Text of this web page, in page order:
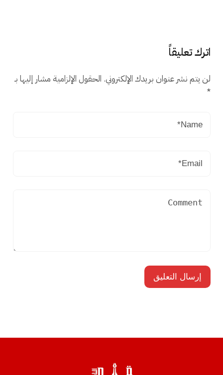
اترك تعليقاً
لن يتم نشر عنوان بريدك الإلكتروني. الحقول الإلزامية مشار إليها بـ
*